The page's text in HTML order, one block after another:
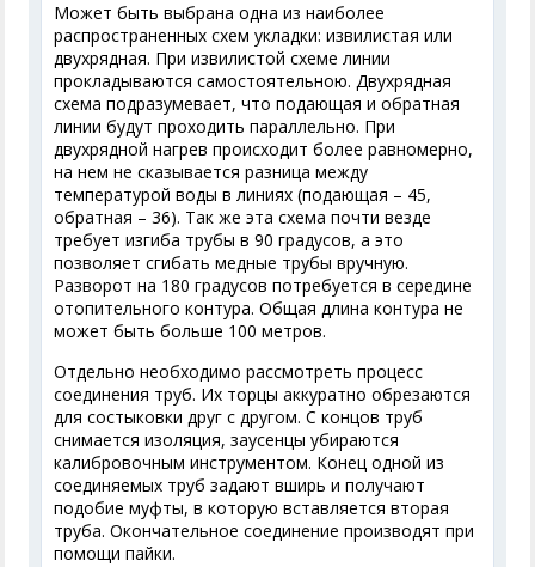
Может быть выбрана одна из наиболее
распространенных схем укладки: извилистая или
двухрядная. При извилистой схеме линии
прокладываются самостоятельною. Двухрядная
схема подразумевает, что подающая и обратная
линии будут проходить параллельно. При
двухрядной нагрев происходит более равномерно,
на нем не сказывается разница между
температурой воды в линиях (подающая – 45,
обратная – 36). Так же эта схема почти везде
требует изгиба трубы в 90 градусов, а это
позволяет сгибать медные трубы вручную.
Разворот на 180 градусов потребуется в середине
отопительного контура. Общая длина контура не
может быть больше 100 метров.
Отдельно необходимо рассмотреть процесс
соединения труб. Их торцы аккуратно обрезаются
для состыковки друг с другом. С концов труб
снимается изоляция, заусенцы убираются
калибровочным инструментом. Конец одной из
соединяемых труб задают вширь и получают
подобие муфты, в которую вставляется вторая
труба. Окончательное соединение производят при
помощи пайки.